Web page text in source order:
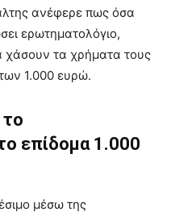
ανέφερε πως όσα
ερωτηματολόγιο,
τα χρήματα τους
1.000 ευρώ.
επίδομα 1.000
μέσω της